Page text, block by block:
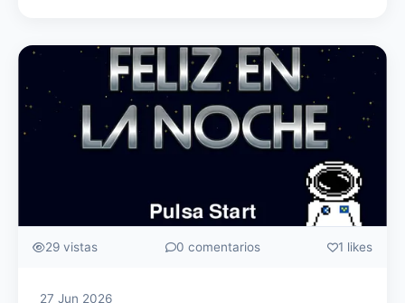
29 vistas 0 comentarios 1 likes
27 Jun 2026